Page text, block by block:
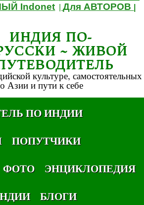
Indonet |Для АВТОРОВ
ИНДИЯ ПО-
~ ЖИВОЙ
культуре, самостоятельных
Азии и пути к себе
ПО ИНДИИ
ПОПУТЧИКИ
ФОТО
ЭНЦИКЛОПЕДИЯ
БЛОГИ